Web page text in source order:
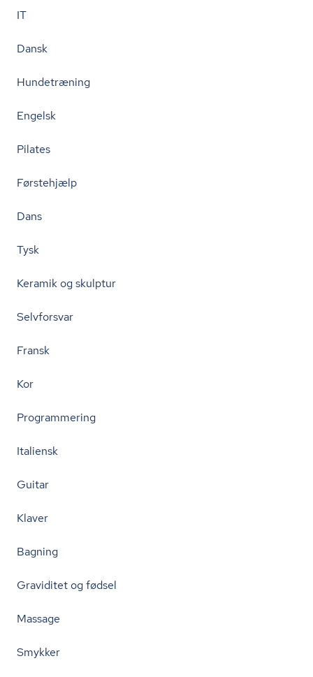
IT
Dansk
Hundetræning
Engelsk
Pilates
Førstehjælp
Dans
Tysk
Keramik og skulptur
Selvforsvar
Fransk
Kor
Programmering
Italiensk
Guitar
Klaver
Bagning
Graviditet og fødsel
Massage
Smykker